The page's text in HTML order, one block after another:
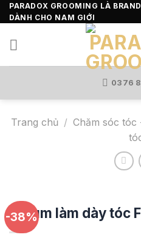
Skip
to
content
PARADOX GROOMING LÀ
DÀNH CHO NAM GIỚI
0376
Trang chủ / Chăm sóc tóc
-38%
Serum làm dày tóc